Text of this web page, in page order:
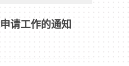
请工作的通知